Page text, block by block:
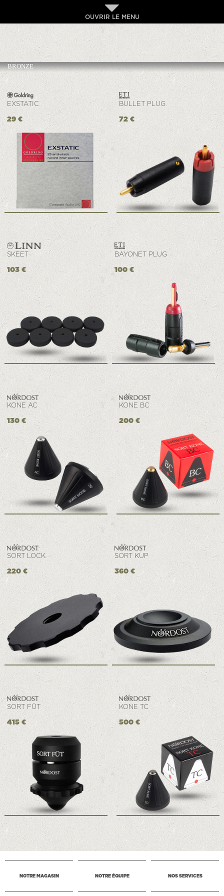
OUVRIR LE MENU
BRONZE
EXSTATIC
29 €
BULLET PLUG
72 €
SKEET
103 €
BAYONET PLUG
100 €
KONE AC
130 €
KONE BC
200 €
SORT LOCK
220 €
SORT KUP
360 €
SORT FÜT
415 €
KONE TC
500 €
NOTRE MAGASIN NOTRE ÉQUIPE NOS SERVICES